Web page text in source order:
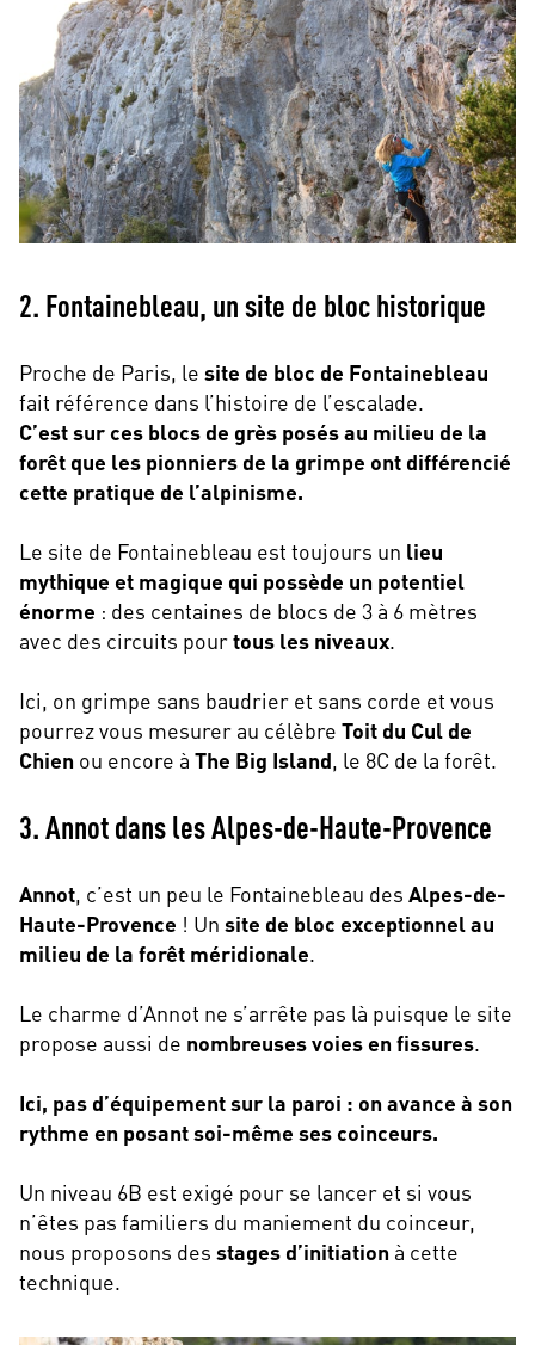
2. Fontainebleau, un site de bloc historique
Proche de Paris, le site de bloc de Fontainebleau
fait référence dans l’histoire de l’escalade.
C’est sur ces blocs de grès posés au milieu de la
forêt que les pionniers de la grimpe ont différencié
cette pratique de l’alpinisme.
Le site de Fontainebleau est toujours un lieu
mythique et magique qui possède un potentiel
énorme : des centaines de blocs de 3 à 6 mètres
avec des circuits pourtous les niveaux.
Ici, on grimpe sans baudrier et sans corde et vous
pourrez vous mesurer au célèbre Toit du Cul de
Chien ou encore à The Big Island, le 8C de la forêt.
3. Annot dans les Alpes-de-Haute-Provence
Annot, c’est un peu le Fontainebleau des Alpes-de-
Haute-Provence ! Un site de bloc exceptionnel au
milieu de la forêt méridionale.
Le charme d’Annot ne s’arrête pas là puisque le site
propose aussi de nombreuses voies en fissures.
Ici, pas d’équipement sur la paroi : on avance à son
rythme en posant soi-même ses coinceurs.
Un niveau 6B est exigé pour se lancer et si vous
n’êtes pas familiers du maniement du coinceur,
nous proposons des stages d’initiation à cette
technique.